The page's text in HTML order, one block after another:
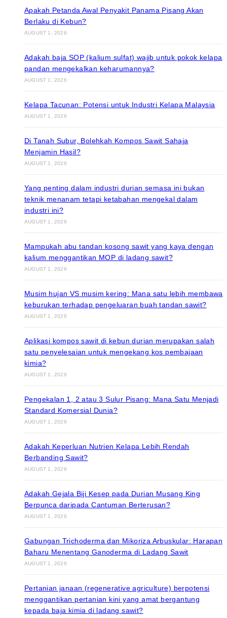
Apakah Petanda Awal Penyakit Panama Pisang Akan
Berlaku di Kebun?
AUGUST 1, 2026
Adakah baja SOP (kalium sulfat) wajib untuk pokok kelapa
pandan mengekalkan keharumannya?
AUGUST 1, 2026
Kelapa Tacunan: Potensi untuk Industri Kelapa Malaysia
AUGUST 1, 2026
Di Tanah Subur, Bolehkah Kompos Sawit Sahaja
Menjamin Hasil?
AUGUST 1, 2026
Yang penting dalam industri durian semasa ini bukan
teknik menanam tetapi ketabahan mengekal dalam
industri ini?
AUGUST 1, 2026
Mampukah abu tandan kosong sawit yang kaya dengan
kalium menggantikan MOP di ladang sawit?
AUGUST 1, 2026
Musim hujan VS musim kering: Mana satu lebih membawa
keburukan terhadap pengeluaran buah tandan sawit?
AUGUST 1, 2026
Aplikasi kompos sawit di kebun durian merupakan salah
satu penyelesaian untuk mengekang kos pembajaan
kimia?
AUGUST 1, 2026
Pengekalan 1, 2 atau 3 Sulur Pisang: Mana Satu Menjadi
Standard Komersial Dunia?
AUGUST 1, 2026
Adakah Keperluan Nutrien Kelapa Lebih Rendah
Berbanding Sawit?
AUGUST 1, 2026
Adakah Gejala Biji Kesep pada Durian Musang King
Berpunca daripada Cantuman Berterusan?
AUGUST 1, 2026
Gabungan Trichoderma dan Mikoriza Arbuskular: Harapan
Baharu Menentang Ganoderma di Ladang Sawit
AUGUST 1, 2026
Pertanian janaan (regenerative agriculture) berpotensi
menggantikan pertanian kini yang amat bergantung
kepada baja kimia di ladang sawit?